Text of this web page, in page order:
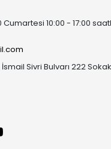
Cumartesi 10:00 - 17:00
Sivri Bulvarı 222